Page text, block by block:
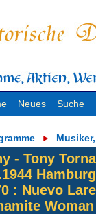
Neues Suche
- Tony
: Nuevo